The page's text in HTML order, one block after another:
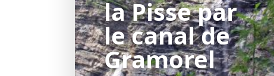
la Pisse par
le canal de
Gramorel